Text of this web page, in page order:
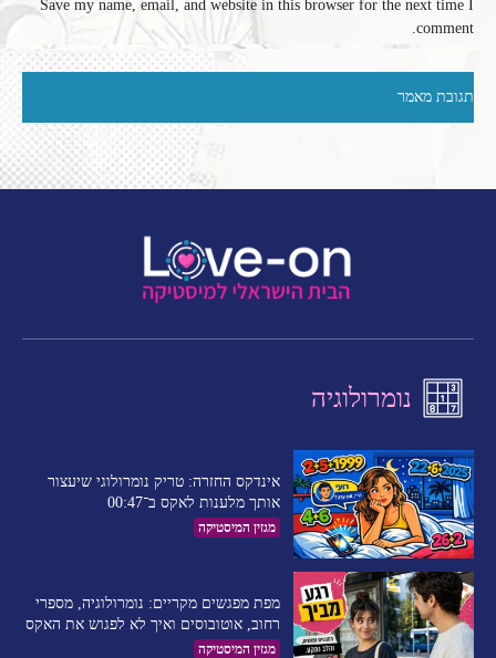
Save my name, email, and website in this browser for the next time I
comment.
נומרולוגיה
אינדקס החזרה: טריק נומרולוגי שיעצור
אותך מלענות לאקס ב־00:47
מגזין המיסטיקה
מפת מפגשים מקריים: נומרולוגיה, מספרי
רחוב, אוטובוסים ואיך לא לפגוש את האקס
מגזין המיסטיקה